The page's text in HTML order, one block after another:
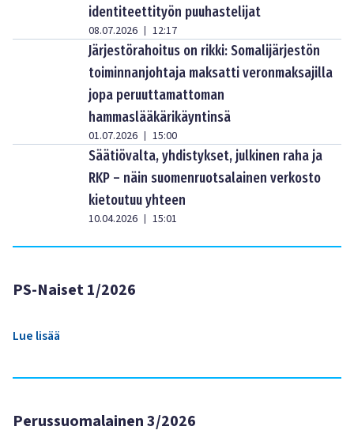
identiteettityön puuhastelijat
08.07.2026 | 12:17
Järjestörahoitus on rikki: Somalijärjestön
toiminnanjohtaja maksatti veronmaksajilla
jopa peruuttamattoman
hammaslääkärikäyntinsä
01.07.2026 | 15:00
Säätiövalta, yhdistykset, julkinen raha ja
RKP – näin suomenruotsalainen verkosto
kietoutuu yhteen
10.04.2026 | 15:01
PS-Naiset 1/2026
Lue lisää
Perussuomalainen 3/2026